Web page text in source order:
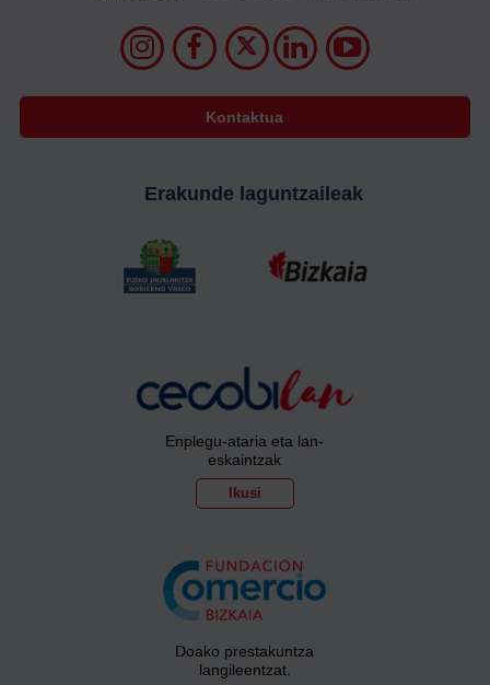
Kontaktua
Erakunde laguntzaileak
Enplegu-ataria eta lan-
eskaintzak
Ikusi
Doako prestakuntza
langileentzat.